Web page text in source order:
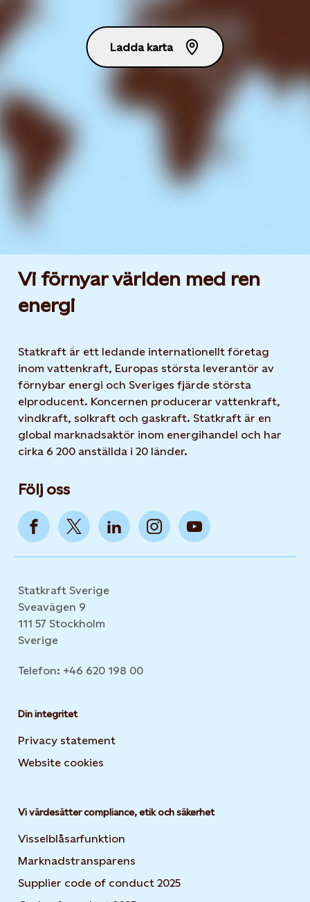
Ladda karta
Vi förnyar världen med ren
energi
Statkraft är ett ledande internationellt företag
inom vattenkraft, Europas största leverantör av
förnybar energi och Sveriges fjärde största
elproducent. Koncernen producerar vattenkraft,
vindkraft, solkraft och gaskraft. Statkraft är en
global marknadsaktör inom energihandel och har
cirka 6 200 anställda i 20 länder.
Följ oss
Statkraft Sverige
Sveavägen 9
111 57 Stockholm
Sverige
Telefon: +46 620 198 00
Din integritet
Privacy statement
Website cookies
Vi värdesätter compliance, etik och säkerhet
Visselblåsarfunktion
Marknadstransparens
Supplier code of conduct 2025